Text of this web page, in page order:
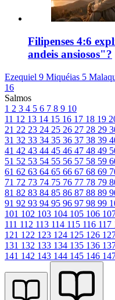
Filipenses 4:6
andeis ansiosos"?
Ezequiel 9 Miquéias 5
16
Salmos
1 2 3 4 5 6 7 8 9 10
11 12 13 14 15 16 17 18 19
21 22 23 24 25 26 27 28 29
31 32 33 34 35 36 37 38 39
41 42 43 44 45 46 47 48 49
51 52 53 54 55 56 57 58 59
61 62 63 64 65 66 67 68 69
71 72 73 74 75 76 77 78 79
81 82 83 84 85 86 87 88 89
91 92 93 94 95 96 97 98 99
101 102 103 104 105 106
111 112 113 114 115 116 117
121 122 123 124 125 126
131 132 133 134 135 136
141 142 143 144 145 146